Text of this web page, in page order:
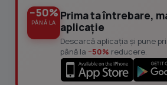
−50%
PÂNĂ LA
Prima ta întrebare,
aplicație
Descarcă aplicația și pune
până la −50% reducere.